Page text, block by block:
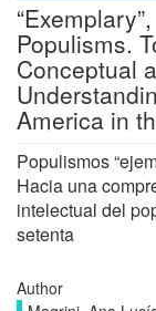
Populisms.
Conceptual
America in
Populismos
Hacia una
intelectual del
setenta
Author